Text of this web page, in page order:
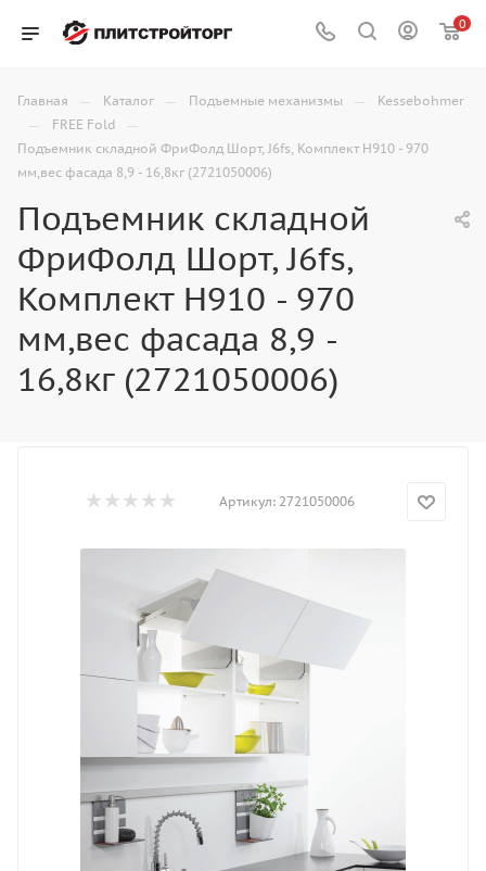
0
Главная — Каталог — Подъемные механизмы — Kessebohmer
— FREE Fold —
Подъемник складной ФриФолд Шорт, J6fs, Комплект H910 - 970
мм,вес фасада 8,9 - 16,8кг (2721050006)
Подъемник складной
ФриФолд Шорт, J6fs,
Комплект H910 - 970
мм,вес фасада 8,9 -
16,8кг (2721050006)
Артикул: 2721050006